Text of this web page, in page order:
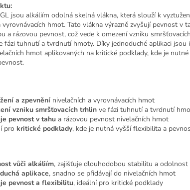
jsou alkáliím odolná skelná vlákna, která slouží k
vyrovnávacích hmot. Tato vlákna výrazně zvyšují pevnost v
a rázovou pevnost, což vede k omezení vzniku
fázi tuhnutí a tvrdnutí hmoty. Díky jednoduché aplikaci jsou
hmot aplikovaných na kritické podklady, kde je
a zpevnění nivelačních a vyrovnávacích hmot
vzniku smršťovacích trhlin ve fázi tuhnutí a tvrdnutí
pevnost v tahu a rázovou pevnost nivelačních hmot
pro kritické podklady, kde je nutná vyšší flexibilita a
vůči alkáliím, zajišťuje dlouhodobou stabilitu a odolnost
aplikace, snadno se přidávají do nivelačních hmot
pevnost a flexibilitu, ideální pro kritické podklady